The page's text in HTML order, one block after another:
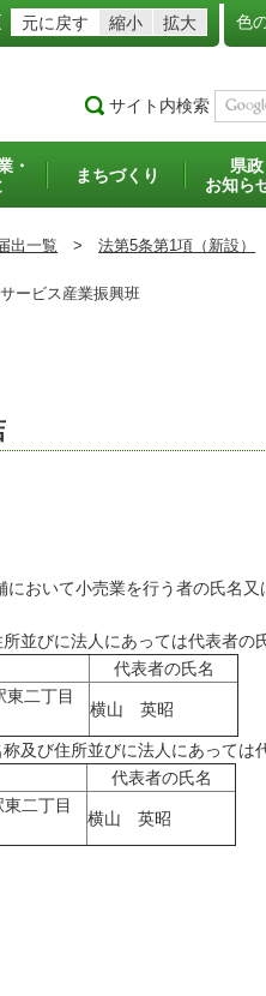
元に戻す 縮小 拡大 色
サイト内検索
・
まちづくり
県政
お知ら
出一覧 > 法第5条第1項（新設）
ービス産業振興班
おいて小売業を行う者の氏名又
並びに法人にあっては代表者の
代表者の氏名
東二丁目
横山 英昭
及び住所並びに法人にあっては
代表者の氏名
二丁目
横山 英昭